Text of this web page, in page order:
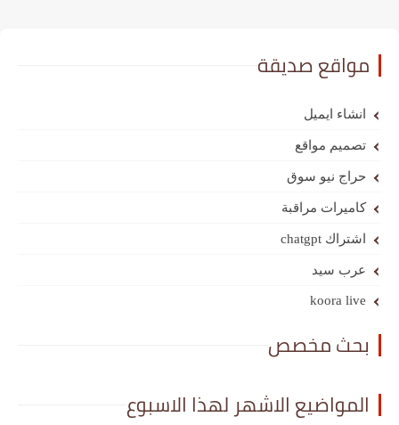
مواقع صديقة
انشاء ايميل
تصميم مواقع
حراج نيو سوق
كاميرات مراقبة
اشتراك chatgpt
عرب سيد
koora live
بحث مخصص
المواضيع الاشهر لهذا الاسبوع